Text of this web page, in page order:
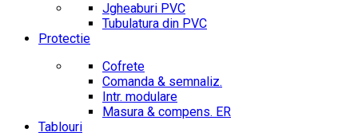
Jgheaburi PVC
Tubulatura din PVC
Protectie
Cofrete
Comanda & semnaliz.
Intr. modulare
Masura & compens. ER
Tablouri